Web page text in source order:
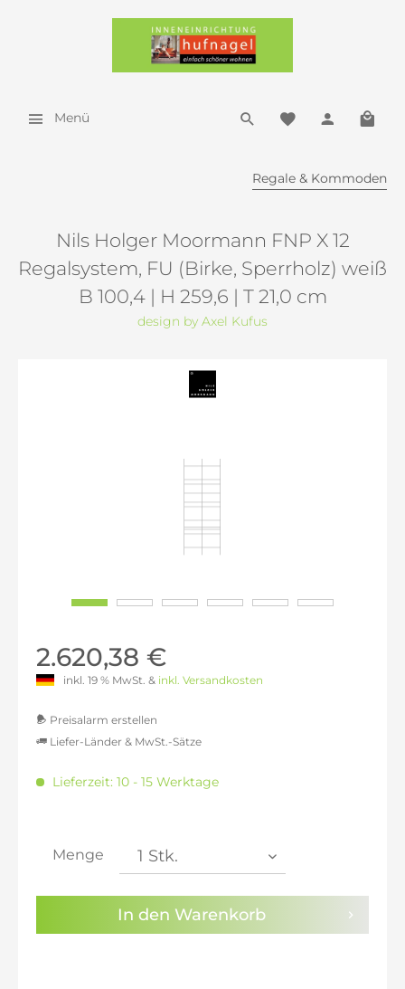
Menü
Regale & Kommoden
Nils Holger Moormann FNP X 12
Regalsystem, FU (Birke, Sperrholz) weiß
B 100,4 | H 259,6 | T 21,0 cm
design by Axel Kufus
2.620,38 €
inkl. 19 % MwSt. & inkl. Versandkosten
Preisalarm erstellen
Sie haben dieDatenschutzbestimmungen
zur
Liefer-Länder & MwSt.-Sätze
MwSt.-befreit: 2.201,68 €
inkl. 21% MwSt.: 2.664,03 €
Lieferzeit: 10 - 15 Werktage
Menge
In den Warenkorb